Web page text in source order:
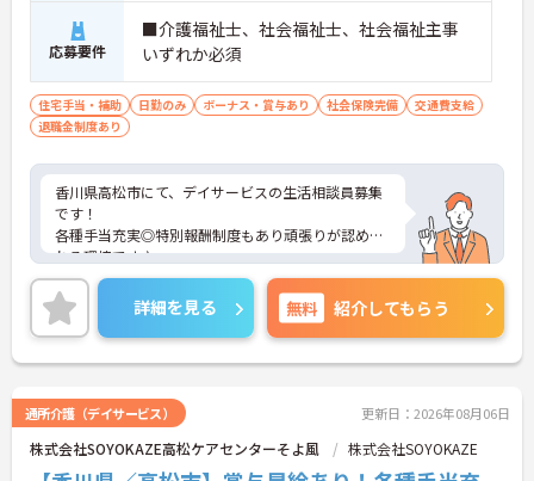
応募要件
■介護福祉士、社会福祉士、社会福祉主事
いずれか必須
住宅手当・補助 日勤のみ ボーナス・賞与あり 社会保険完備
交通費支給
退職金制度あり
香川県高松市にて、デイサービスの生活相談員募集
です！
各種手当充実◎特別報酬制度もあり頑張りが認めら
れる環境です♪
ご興味のある方には、面接対策ポイントなどさらに
詳細をお話いたしますので、お気軽にご相談くださ
い。
詳細を見る 無料 紹介してもらう
通所介護（デイサービス） 更新日：2026年08月06日
株式会社SOYOKAZE高松ケアセンターそよ風 株式会社SOYOKAZE